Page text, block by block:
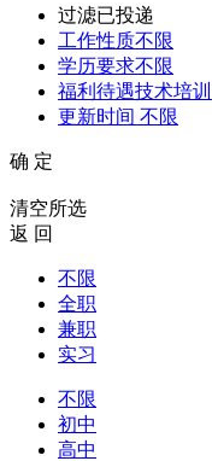
过滤已投递
工作性质不限
学历要求不限
福利待遇技术培训
更新时间 不限
确 定
清空所选
返 回
不限
全职
兼职
实习
不限
初中
高中